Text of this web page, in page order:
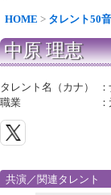
HOME > タレント50
中原 理恵
タレント名（カナ） ：
職業
：
共演／関連タレント